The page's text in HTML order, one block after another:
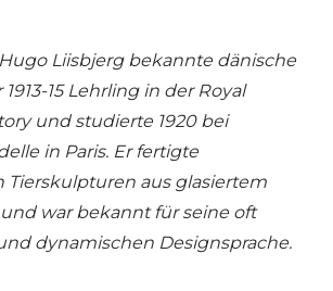
Liisbjerg bekannte dänische
15 Lehrling in der Royal
und studierte 1920 bei
in Paris. Er fertigte
Tierskulpturen aus glasiertem
war bekannt für seine oft
dynamischen Designsprache.